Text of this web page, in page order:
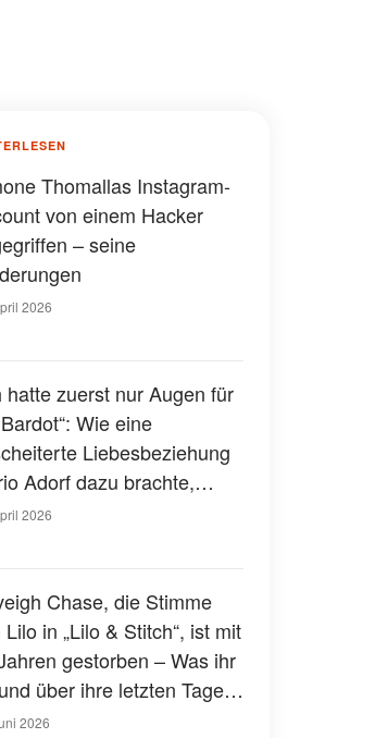
Thomallas Instagram-
von einem Hacker
– seine
2026
hatte zuerst nur Augen für
Wie eine
Liebesbeziehung
Adorf dazu brachte,
Frau kennenzulernen
2026
Chase, die Stimme
in „Lilo & Stitch“, ist mit
gestorben – Was ihr
über ihre letzten Tage
2026